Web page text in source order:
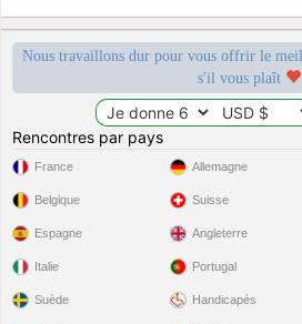
Nous travaillons dur pour vous offrir le
s'il vous plaît
Rencontres par pays
France
Belgique
Espagne
Italie
Suède
Allemagne
Suisse
Angleterre
Portugal
Handicapés